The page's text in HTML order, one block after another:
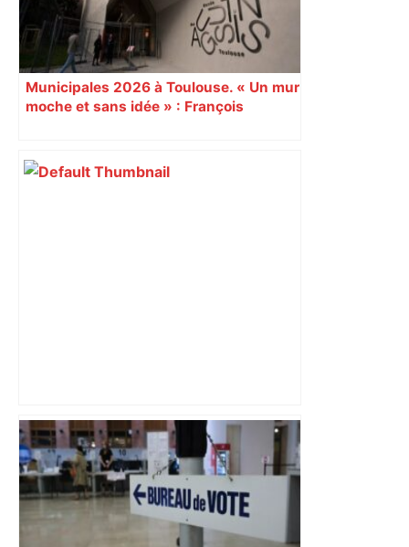
Municipales 2026 à Toulouse. « Un mur
moche et sans idée » : François
Augustins
Toulouse. Petite enfance : Forum des
Familles 2026 – toulouseinfos.fr